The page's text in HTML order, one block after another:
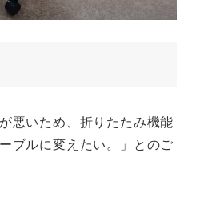
悪いため、折りたたみ機能
ブルに変えたい。」とのご